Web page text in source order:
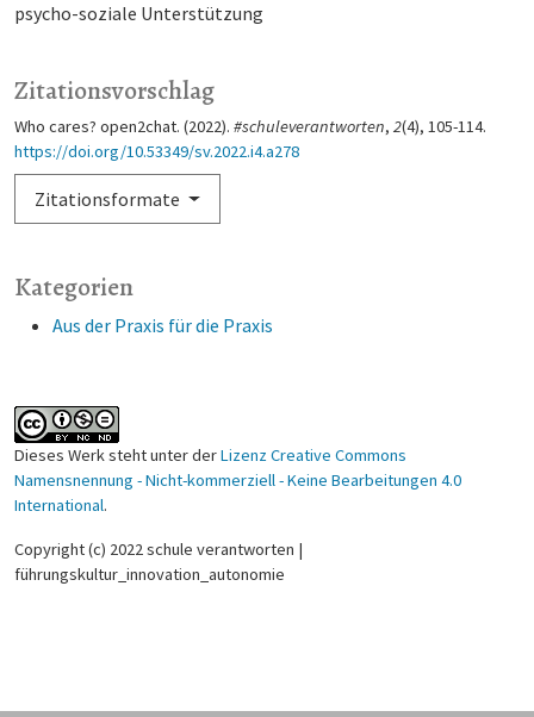
psycho-soziale Unterstützung
Kategorien
Aus der Praxis für die Praxis
Zitationsvorschlag
Who cares? open2chat. (2022). #schuleverantworten, 2(4), 105-114.
https://doi.org/10.53349/sv.2022.i4.a278
Zitationsformate
Dieses Werk steht unter derLizenz Creative Commons
Namensnennung - Nicht-kommerziell - Keine Bearbeitungen 4.0
International.
Copyright (c) 2022 schule verantworten |
führungskultur_innovation_autonomie